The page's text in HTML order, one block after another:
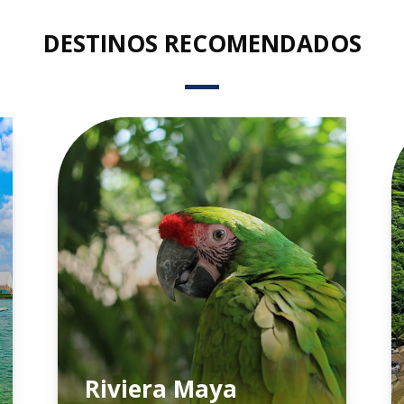
DESTINOS RECOMENDADOS
Riviera Maya